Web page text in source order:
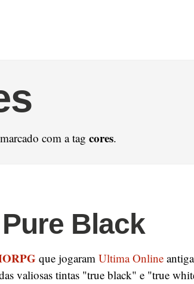
com a tag cores.
Black
que jogaram Ultima Online
valiosas tintas "true black" e "true